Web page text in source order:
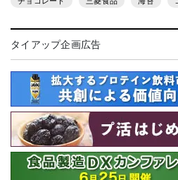
タイアップ企画広告